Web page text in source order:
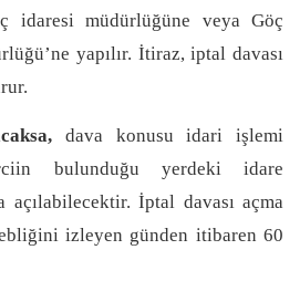
müdürlüğüne veya Göç
yapılır. İtiraz, iptal davası
dava konusu idari işlemi
bulunduğu yerdeki idare
açılabilecektir. İptal davası açma
izleyen günden itibaren 60